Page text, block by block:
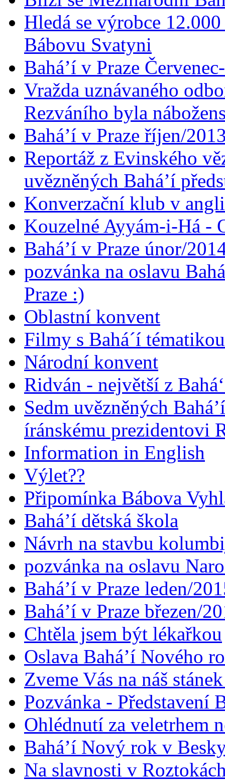
Hledá se výrobce
Bábovu Svatyni
Bahá’í v Praze
Vražda uznávaného
Rezváního byla
Bahá’í v Praze říjen/
Reportáž z Evinského
uvězněných Bahá’í
Konverzační klub v
Kouzelné Ayyám-i-Há -
Bahá’í v Praze únor/
pozvánka na oslavu
Praze :)
Oblastní konvent
Filmy s Bahá´í
Národní konvent
Ridván - největší z
Sedm uvězněných
íránskému prezidentovi
Information in English
Výlet??
Připomínka Bábova
Bahá’í dětská škola
Návrh na stavbu
pozvánka na oslavu
Bahá’í v Praze leden/
Bahá’í v Praze březen/
Chtěla jsem být lékařkou
Oslava Bahá’í Nového
Zveme Vás na náš
Pozvánka - Představení
Ohlédnutí za veletrhem
Bahá’í Nový rok v
Na slavnosti v